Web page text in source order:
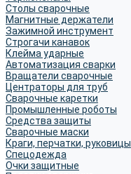
Столы сварочные
Магнитные держатели
Зажимной инструмент
Строгачи канавок
Клейма ударные
Автоматизация сварки
Вращатели сварочные
Центраторы для труб
Сварочные каретки
Промышленные роботы
Средства защиты
Сварочные маски
Краги, перчатки, руковицы
Спецодежда
Очки защитные